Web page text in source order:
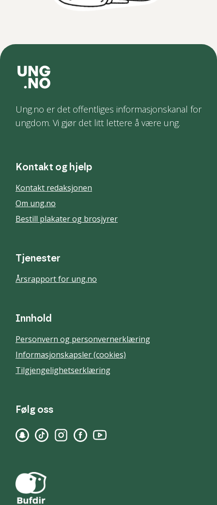
Ung.no er det offentliges informasjonskanal for
ungdom. Vi gjør det litt lettere å være ung.
Kontakt og hjelp
Kontakt redaksjonen
Om ung.no
Bestill plakater og brosjyrer
Tjenester
Årsrapport for ung.no
Innhold
Personvern og personvernerklæring
Informasjonskapsler (cookies)
Tilgjengelighetserklæring
Følg oss